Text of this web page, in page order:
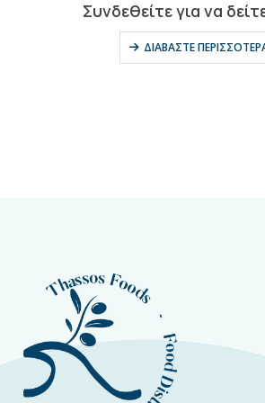
out of 5
Συνδεθείτε για να δείτε τιμές
ΔΙΑΒΆΣΤΕ ΠΕΡΙΣΣΌΤΕΡΑ